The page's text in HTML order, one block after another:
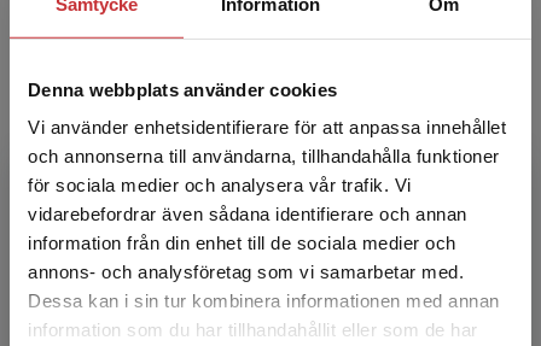
Denna webbplats använder cookies
Vi använder enhetsidentifierare för att anpassa innehållet
och annonserna till användarna, tillhandahålla funktioner
för sociala medier och analysera vår trafik. Vi
vidarebefordrar även sådana identifierare och annan
information från din enhet till de sociala medier och
annons- och analysföretag som vi samarbetar med.
Dessa kan i sin tur kombinera informationen med annan
information som du har tillhandahållit eller som de har
Begränsad fraktregion
logoped och professor i logopedi vid Lunds
universitet. Hon har i många år varit verksam
Eva-Kristina Salameh